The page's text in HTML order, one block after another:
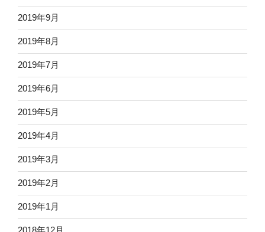
2019年9月
2019年8月
2019年7月
2019年6月
2019年5月
2019年4月
2019年3月
2019年2月
2019年1月